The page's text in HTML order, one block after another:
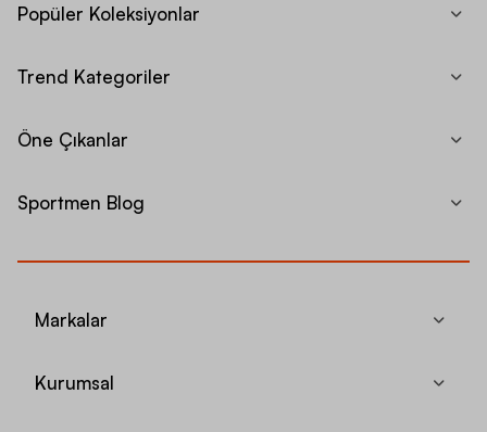
Popüler Koleksiyonlar
Trend Kategoriler
Öne Çıkanlar
Sportmen Blog
Markalar
Kurumsal